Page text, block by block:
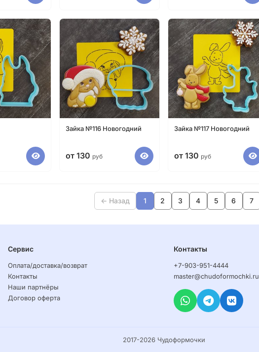
Зайка №116 Новогодний
от 130 руб
Зайка №117 Новогодний
от 130 руб
← Назад 1 2 3 4 5 6 7
Сервис
Оплата/доставка/возврат
Контакты
Наши партнёры
Договор оферта
Контакты
+7-903-951-4444
master@chudoformochki.ru
2017-2026 Чудоформочки